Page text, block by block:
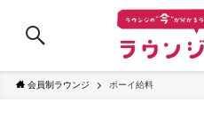
会員制ラウンジ ボーイ給料